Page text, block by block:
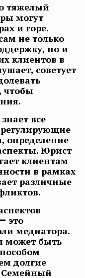
тяжелый
могут
и горе.
не только
но и
клиентов в
советует
чтобы
все
определение
Юрист
клиентам
в рамках
различные
это
медиатора.
может быть
долгие
Семейный